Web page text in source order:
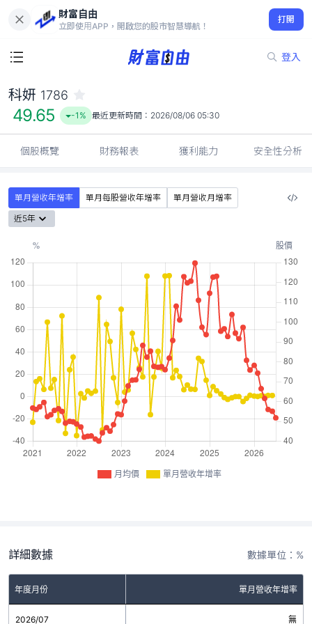
財富自由
立即使用APP，開啟您的股市智慧導航！
打開
登入
49.65
-1%
科妍 1786
49.65 -1% 最近更新時間： 2026/08/06 05:30
個股概覽 財務報表 獲利能力 安全性分析
單月營收年增率 單月每股營收年增率
單月營收月增率
近5年
月均價 單月營收年增率
詳細數據 數據單位：%
年度月份 單月營收年增率
2026/07 無